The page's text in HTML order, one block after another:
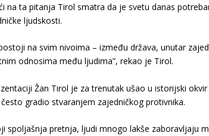
na ta pitanja Tirol smatra da je svetu danas
ljudskosti.
na svim nivoima – između država, unutar
odnosima među ljudima”, rekao je Tirol.
Žan Tirol je za trenutak ušao u istorijski
gradio stvaranjem zajedničkog protivnika.
spoljašnja pretnja, ljudi mnogo lakše zaboravljaju